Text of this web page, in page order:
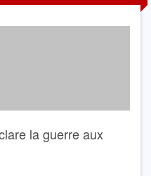
la guerre aux